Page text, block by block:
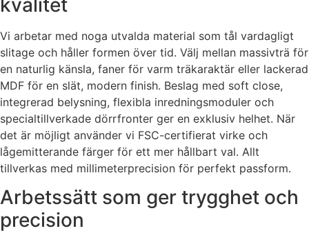
Vi arbetar med noga utvalda material som tål vardagligt
slitage och håller formen över tid. Välj mellan massivträ för
en naturlig känsla, faner för varm träkaraktär eller lackerad
MDF för en slät, modern finish. Beslag med soft close,
integrerad belysning, flexibla inredningsmoduler och
specialtillverkade dörrfronter ger en exklusiv helhet. När
det är möjligt använder vi FSC-certifierat virke och
lågemitterande färger för ett mer hållbart val. Allt
tillverkas med millimeterprecision för perfekt passform.
Arbetssätt som ger trygghet och
precision